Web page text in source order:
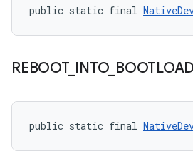
public static final
REBOOT_ INTO_
public static final